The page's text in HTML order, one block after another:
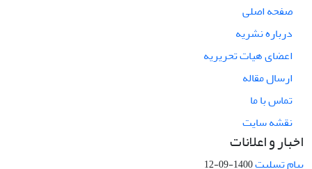
صفحه اصلی
درباره نشریه
اعضای هیات تحریریه
ارسال مقاله
تماس با ما
نقشه سایت
اخبار و اعلانات
پیام تسلیت1400-09-12